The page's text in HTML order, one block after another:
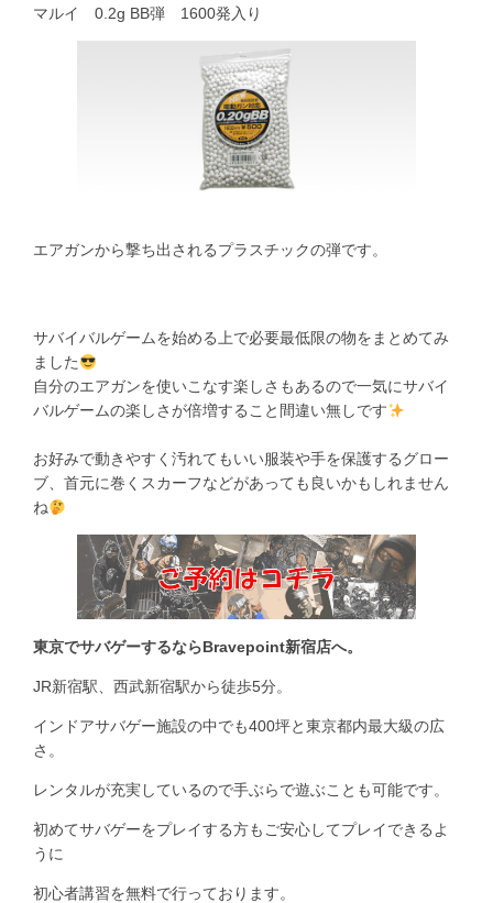
マルイ 0.2g BB弾 1600発入り
エアガンから撃ち出されるプラスチックの弾です。
サバイバルゲームを始める上で必要最低限の物をまとめてみ
ました
自分のエアガンを使いこなす楽しさもあるので一気にサバイ
バルゲームの楽しさが倍増すること間違い無しです
お好みで動きやすく汚れてもいい服装や手を保護するグロー
ブ、首元に巻くスカーフなどがあっても良いかもしれません
ね
東京でサバゲーするならBravepoint新宿店へ。
JR新宿駅、西武新宿駅から徒歩5分。
インドアサバゲー施設の中でも400坪と東京都内最大級の広
さ。
レンタルが充実しているので手ぶらで遊ぶことも可能です。
初めてサバゲーをプレイする方もご安心してプレイできるよ
うに
初心者講習を無料で行っております。